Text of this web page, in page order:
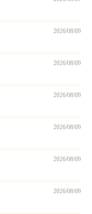
2026/08/09
2026/08/09
2026/08/09
2026/08/09
2026/08/09
2026/08/09